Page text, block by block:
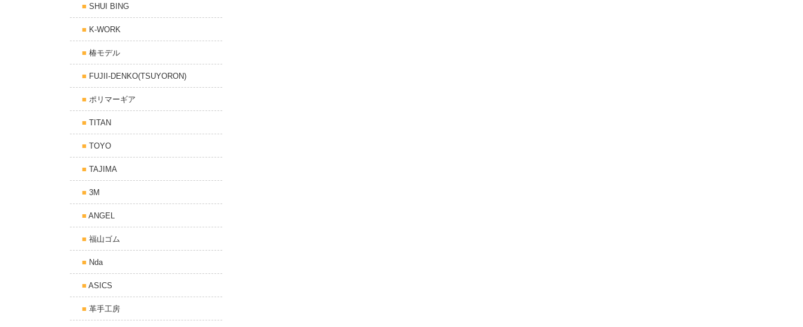
SHUI BING
K-WORK
椿モデル
FUJII-DENKO(TSUYORON)
ポリマーギア
TITAN
TOYO
TAJIMA
3M
ANGEL
福山ゴム
Nda
ASICS
革手工房